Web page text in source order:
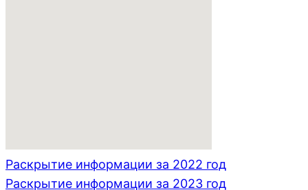
Раскрытие информации за 2022 год
Раскрытие информации за 2023 год